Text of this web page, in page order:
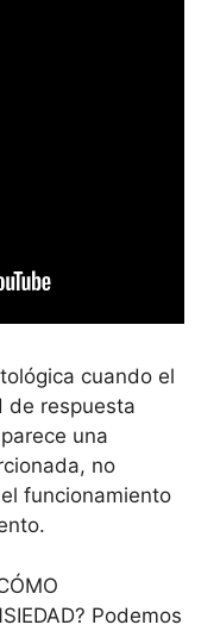
cuando el
de respuesta
una
no
funcionamiento
Podemos